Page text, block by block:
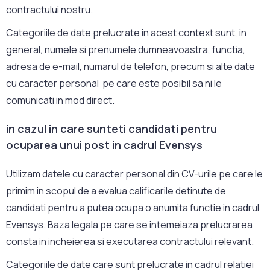
contractului nostru.
Categoriile de date prelucrate in acest context sunt, in
general, numele si prenumele dumneavoastra, functia,
adresa de e-mail, numarul de telefon, precum si alte date
cu caracter personal pe care este posibil sa ni le
comunicati in mod direct.
in cazul in care sunteti candidati pentru
ocuparea unui post in cadrul Evensys
Utilizam datele cu caracter personal din CV-urile pe care le
primim in scopul de a evalua calificarile detinute de
candidati pentru a putea ocupa o anumita functie in cadrul
Evensys. Baza legala pe care se intemeiaza prelucrarea
consta in incheierea si executarea contractului relevant.
Categoriile de date care sunt prelucrate in cadrul relatiei